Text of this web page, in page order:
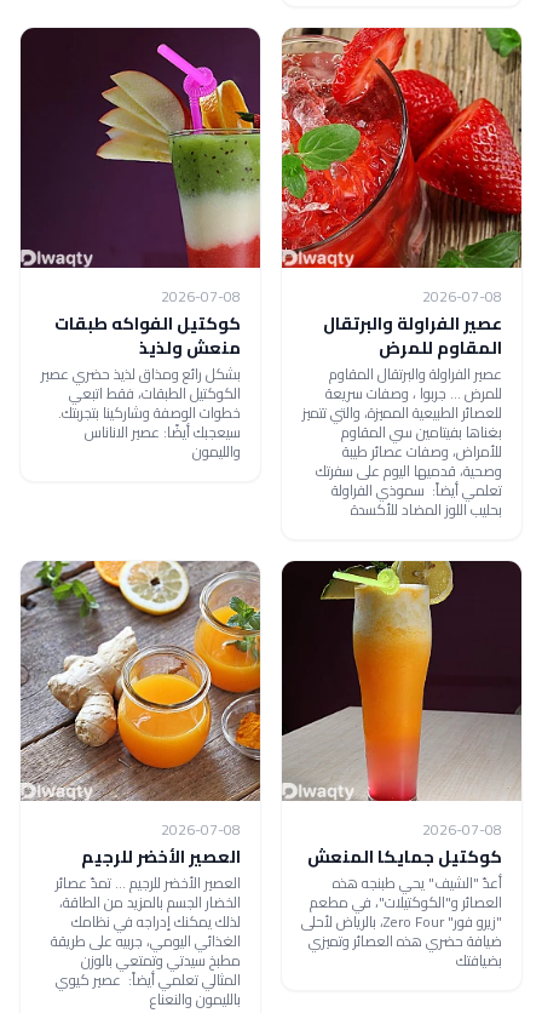
2026-07-08
عصير الفراولة والبرتقال
المقاوم للمرض
عصير الفراولة والبرتقال المقاوم
للمرض ... جربوا ، وصفات سريعة
للعصائر الطبيعية المميزة، والتي تتميز
بغناها بفيتامين سي المقاوم
للأمراض، وصفات عصائر طيبة
وصحية، قدميها اليوم على سفرتك
تعلمي أيضاً: سموذي الفراولة
بحليب اللوز المضاد للأكسدة
2026-07-08
كوكتيل الفواكه طبقات
منعش ولذيذ
بشكل رائع ومذاق لذيذ حضري عصير
الكوكتيل الطبقات، فقط اتبعي
خطوات الوصفة وشاركينا بتجربتك.
سيعجبك أيضًا: عصير الاناناس
والليمون
2026-07-08
كوكتيل جمايكا المنعش
أعدّ "الشيف" يحي طبنجه هذه
العصائر و"الكوكتيلات"، في مطعم
"زيرو فور" Zero Four، بالرياض لأحلى
ضيافة حضري هذه العصائر وتميزي
بضيافتك
2026-07-08
العصير الأخضر للرجيم
العصير الأخضر للرجيم ... تمدّ عصائر
الخضار الجسم بالمزيد من الطاقة،
لذلك يمكنك إدراجه في نظامك
الغذائي اليومي، جربيه على طريقة
مطبخ سيدتي وتمتعي بالوزن
المثالي تعلمي أيضاً: عصير كيوي
بالليمون والنعناع